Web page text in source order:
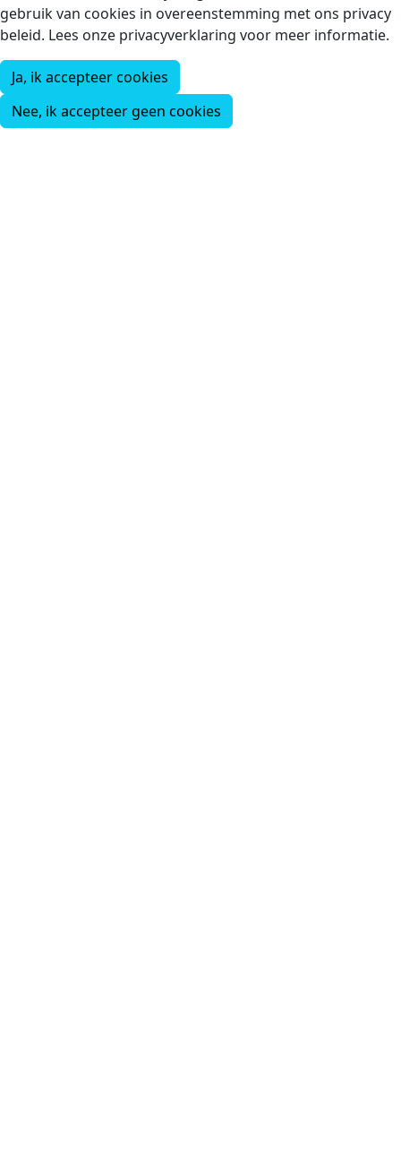
gebruik van cookies in overeenstemming met ons privacy
beleid. Lees onze privacyverklaring voor meer informatie.
Ja, ik accepteer cookies
Nee, ik accepteer geen cookies